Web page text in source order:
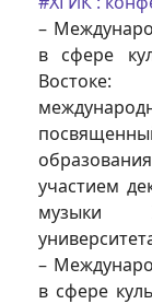
–
в сфере
участием
музыки
–
в сфере